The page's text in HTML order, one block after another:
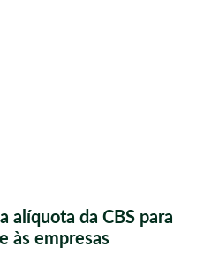
alíquota da CBS para
às empresas